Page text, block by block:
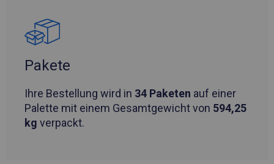
Pakete
Ihre Bestellung wird in 34 Paketen auf einer
Palette mit einem Gesamtgewicht von 594,25
kg verpackt.